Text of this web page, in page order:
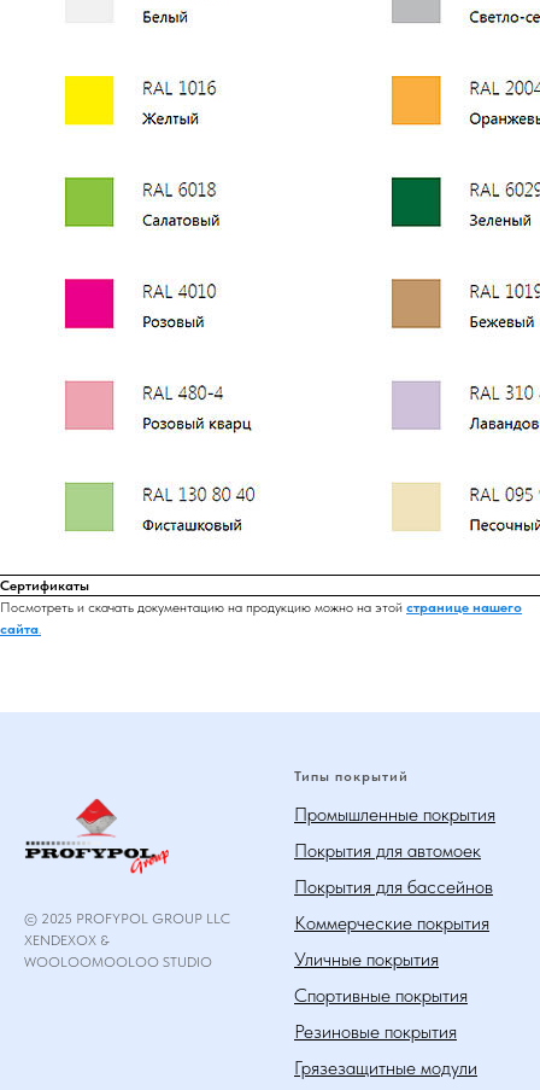
Сертификаты
Посмотреть и скачать документацию на продукцию можно на этой странице нашего
сайта.
© 2025 PROFYPOL GROUP LLC
XENDEXOX &
WOOLOOMOOLOO STUDIO
Типы покрытий
Промышленные покрытия
Покрытия для автомоек
Покрытия для бассейнов
Коммерческие покрытия
Уличные покрытия
Спортивные покрытия
Резиновые покрытия
Грязезащитные модули